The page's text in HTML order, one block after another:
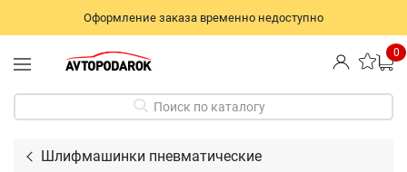
Оформление заказа временно недоступно
0
Поиск по каталогу
Шлифмашинки пневматические